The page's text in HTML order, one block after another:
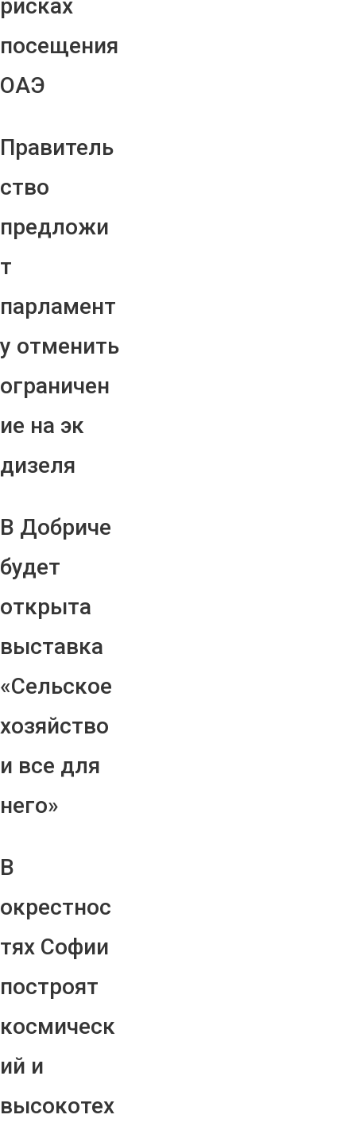
рисках
посещения
ОАЭ
Правитель
ство
предложи
т
парламент
у отменить
ограничен
ие на эк
дизеля
В Добриче
будет
открыта
выставка
«Сельское
хозяйство
и все для
него»
В
окрестнос
тях Софии
построят
космическ
ий и
высокотех